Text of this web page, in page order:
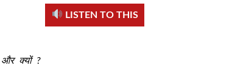
LISTEN TO THIS
और क्यों ?